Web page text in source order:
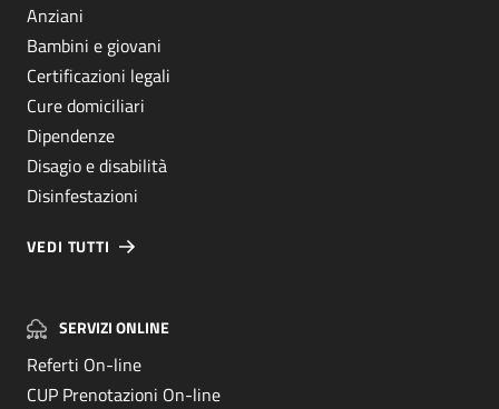
Anziani
Bambini e giovani
Certificazioni legali
Cure domiciliari
Dipendenze
Disagio e disabilità
Disinfestazioni
VEDI TUTTI
SERVIZI ONLINE
Referti On-line
CUP Prenotazioni On-line